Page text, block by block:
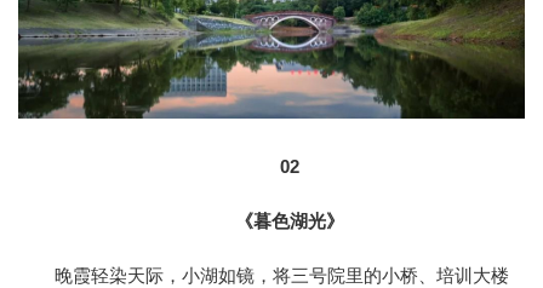
02
《暮色湖光》
晚霞轻染天际，小湖如镜，将三号院里的小桥、培训大楼